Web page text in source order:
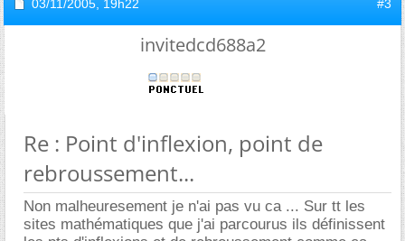
03/11/2005, 19h22 #3
invitedcd688a2
Re : Point d'inflexion, point de
rebroussement...
Non malheuresement je n'ai pas vu ca ... Sur tt les
sites mathématiques que j'ai parcourus ils définissent